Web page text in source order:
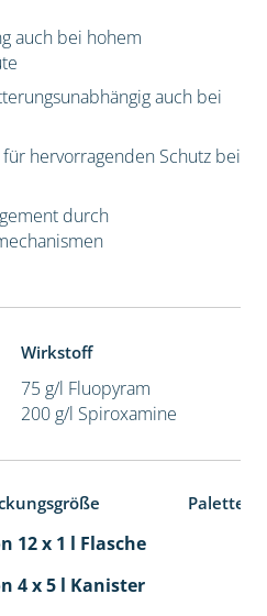
auch bei hohem
auch bei
hervorragenden Schutz bei
durch
Wirkstoff
75 g/l Fluopyram
200 g/l Spiroxamine
12 x 1 l Flasche
4 x 5 l Kanister